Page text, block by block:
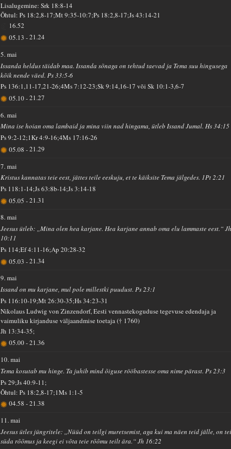
Lisalugemine: Srk 18:8-14
Õhtul: Ps 18:2,8-17;Mt 9:35-10:7;Ps 18:2,8-17;Js 43:14-21
16.52
05.13 -21.24
5. mai
Issanda heldus täidab maa. Issanda sõnaga on tehtud taevad ja Tema suu hingusega
kõik nende väed. Ps 33:5-6
Ps 136:1,11-17,21-26;4Ms 7:12-23;Sk 9:14,16-17 või Sk 10:1-3,6-7
05.10-21.27
6. mai
Mina ise hoian oma lambaid ja mina viin nad hingama, ütleb Issand Jumal. Hs 34:15
Ps 9:2-12;1Kr 4:9-16;4Ms 17:16-26
05.08 -21.29
7. mai
Kristus kannatas teie eest, jättes teile eeskuju, et te käiksite Tema jälgedes. 1Pt 2:21
Ps 118:1-14;Js 63:8b-14;Js 3:14-18
05.05 -21.31
8. mai
Jeesus ütleb: „Mina olen hea karjane. Hea karjane annab oma elu lammaste eest.“
10:11
Ps 114;Ef 4:11-16;Ap 20:28-32
05.03 -21.34
9. mai
Issand on mu karjane, mul pole millestki puudust. Ps 23:1
Ps 116:10-19;Mt 26:30-35;Hs 34:23-31
Nikolaus Ludwig von Zinzendorf, Eesti vennastekoguduse tegevuse edendaja ja
vaimuliku kirjanduse väljaandmise toetaja († 1760)
Jh 13:34-35;
05.00-21.36
10. mai
Tema kosutab mu hinge. Ta juhib mind õiguse rööbastesse oma nime pärast. Ps 23:3
Ps 29;Js 40:9-11;
Õhtul: Ps 18:2,8-17;1Ms 1:1-5
04.58 -21.38
11. mai
Jeesus ütles jüngritele: „Nüüd on teilgi muretsemist, aga kui ma näen teid jälle, on
süda rõõmus ja keegi ei võta teie rõõmu teilt ära.“ Jh 16:22